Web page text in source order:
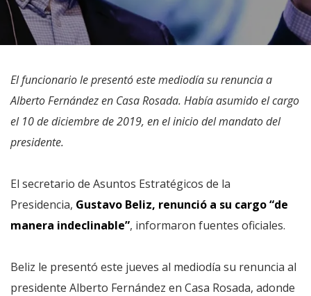
El funcionario le presentó este mediodía su renuncia a
Alberto Fernández en Casa Rosada. Había asumido el cargo
el 10 de diciembre de 2019, en el inicio del mandato del
presidente.
El secretario de Asuntos Estratégicos de la
Presidencia, Gustavo Beliz, renunció a su cargo “de
manera indeclinable”, informaron fuentes oficiales.
Beliz le presentó este jueves al mediodía su renuncia al
presidente Alberto Fernández en Casa Rosada, adonde